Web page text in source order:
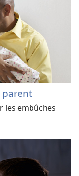
parent
les embûches